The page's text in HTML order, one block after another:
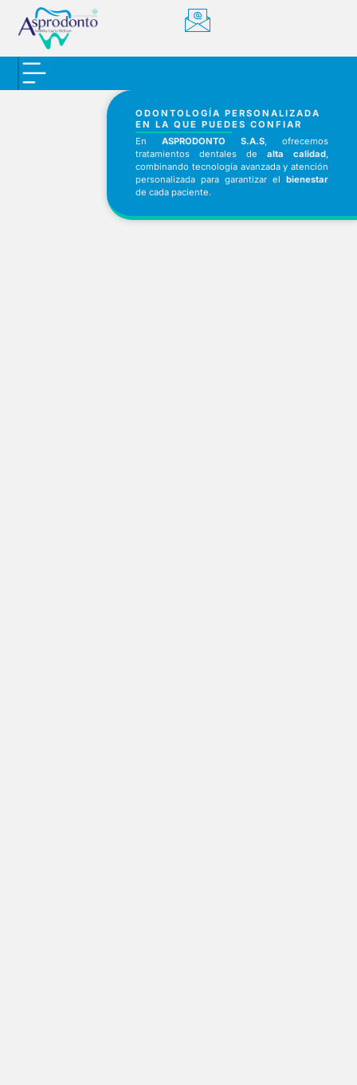
ODONTOLOGÍA PERSONALIZADA
EN LA QUE PUEDES CONFIAR
EnASPRODONTO S.A.S, ofrecemos
tratamientos dentales dealta calidad,
combinando tecnología avanzada y atención
personalizada para garantizar elbienestar
de cada paciente.